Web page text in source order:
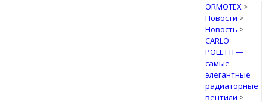
ORMOTEX>
Новости >
Новость >
CARLO
POLETTI —
самые
элегантные
радиаторные
вентили >